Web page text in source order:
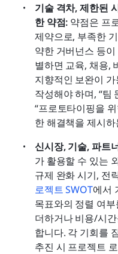
기술 격차, 제한된
한 약점: 약점은 프
제약으로, 부족한
약한 거버넌스 등
별하면 교육, 채용,
지향적인 보완이
작성해야 하며, “팀
“프로토타이핑을
한 해결책을 제시
신시장, 기술, 파트
가 활용할 수 있는
규제 완화 시기, 전
로젝트 SWOT에서
목표와의 정렬 여
더하거나 비용/시
합니다. 각 기회를
추진 시 프로젝트